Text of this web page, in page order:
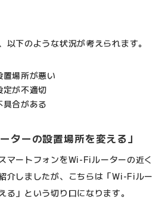
以下のような状況が考えられます。
場所が悪い
が不適切
合がある
ターの設置場所を変える」
マートフォンをWi-Fiルーターの近く
介しましたが、こちらは「Wi-Fiルー
る」という切り口になります。